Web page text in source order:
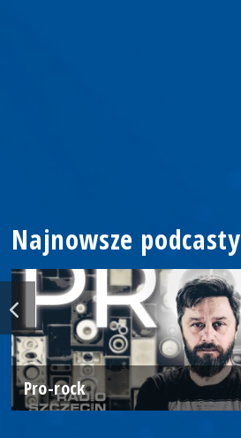
Najnowsze podcasty
Pro-rock